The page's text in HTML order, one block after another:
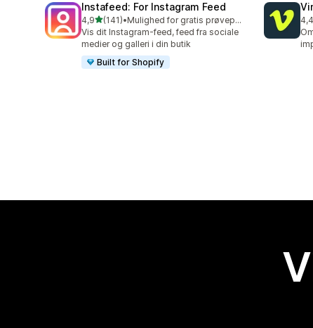
Instafeed: For Instagram Feed
4,9ud af 5 stjerner
(141)
141 anmeldelser i alt
•
Mulighed for gratis prøveperiode
Vis dit Instagram-feed, feed fra sociale
medier og galleri i din butik
Built for Shopify
4,4
92